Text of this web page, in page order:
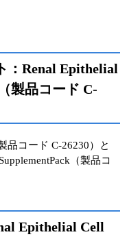
：Renal Epithelial
製品コード C-
品コード C-26230）と
（製品コ
Epithelial Cell